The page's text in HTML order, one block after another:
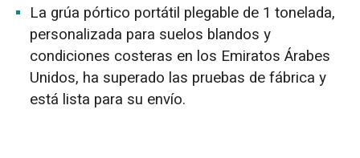
La grúa pórtico portátil plegable de 1 tonelada,
personalizada para suelos blandos y
condiciones costeras en los Emiratos Árabes
Unidos, ha superado las pruebas de fábrica y
está lista para su envío.